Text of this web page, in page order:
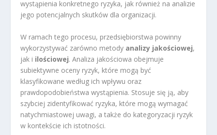
wystąpienia konkretnego ryzyka, jak również na analizie
jego potencjalnych skutków dla organizacji.
W ramach tego procesu, przedsiębiorstwa powinny
wykorzystywać zarówno metody analizy jakościowej,
jak i ilościowej. Analiza jakościowa obejmuje
subiektywne oceny ryzyk, które mogą być
klasyfikowane według ich wpływu oraz
prawdopodobieństwa wystąpienia. Stosuje się ją, aby
szybciej zidentyfikować ryzyka, które mogą wymagać
natychmiastowej uwagi, a także do kategoryzacji ryzyk
w kontekście ich istotności.